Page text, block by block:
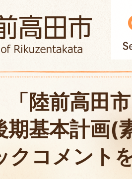
「陸前高田
期基本計画(
クコメント